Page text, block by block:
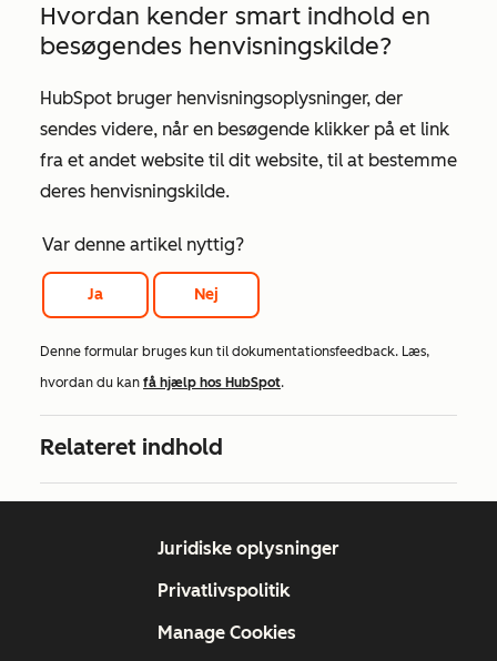
Hvordan kender smart indhold en
besøgendes henvisningskilde?
HubSpot bruger henvisningsoplysninger, der
sendes videre, når en besøgende klikker på et link
fra et andet website til dit website, til at bestemme
deres henvisningskilde.
Var denne artikel nyttig?
Ja Nej
Denne formular bruges kun til dokumentationsfeedback. Læs,
hvordan du kan få hjælp hos HubSpot.
Relateret indhold
Juridiske oplysninger
Privatlivspolitik
Manage Cookies